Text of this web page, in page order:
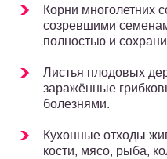
Корни многолетних
созревшими
полностью и
Листья плодовых
заражённые
болезнями.
Кухонные отходы
кости, мясо, рыба,